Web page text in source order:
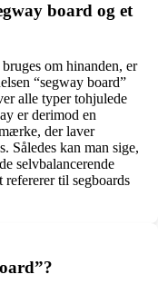
board og et
om hinanden, er
“segway board”
alle typer tohjulede
er derimod en
der laver
Således kan man sige,
selvbalancerende
refererer til segboards